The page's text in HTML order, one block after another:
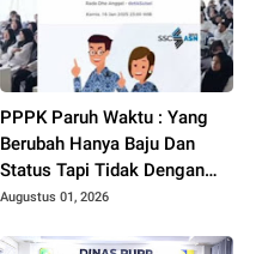
PPPK Paruh Waktu : Yang
Berubah Hanya Baju Dan
Status Tapi Tidak Dengan
Gaji Kami
Augustus 01, 2026